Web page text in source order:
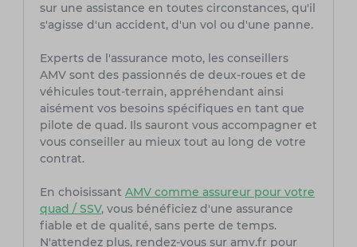
sur une assistance en toutes circonstances, qu'il
s'agisse d'un accident, d'un vol ou d'une panne.
Experts de l'assurance moto, les conseillers
AMV sont des passionnés de deux-roues et de
véhicules tout-terrain, appréhendant ainsi
aisément vos besoins spécifiques en tant que
pilote de quad. Ils sauront vous accompagner et
vous conseiller au mieux tout au long de votre
contrat.
En choisissant AMV comme assureur pour votre
quad / SSV, vous bénéficiez d'une assurance
fiable et de qualité, sans perte de temps.
N'attendez plus, rendez-vous sur amv.fr pour